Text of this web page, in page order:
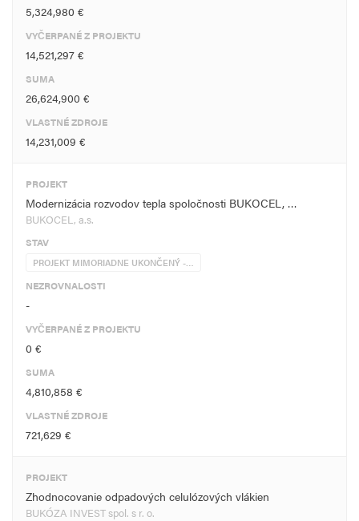
5,324,980 €
VYČERPANÉ Z PROJEKTU
14,521,297 €
SUMA
26,624,900 €
VLASTNÉ ZDROJE
14,231,009 €
PROJEKT
Modernizácia rozvodov tepla spoločnosti BUKOCEL, …
BUKOCEL, a.s.
STAV
PROJEKT MIMORIADNE UKONČENÝ -…
NEZROVNALOSTI
-
VYČERPANÉ Z PROJEKTU
0 €
SUMA
4,810,858 €
VLASTNÉ ZDROJE
721,629 €
PROJEKT
Zhodnocovanie odpadových celulózových vlákien
BUKÓZA INVEST spol. s r. o.